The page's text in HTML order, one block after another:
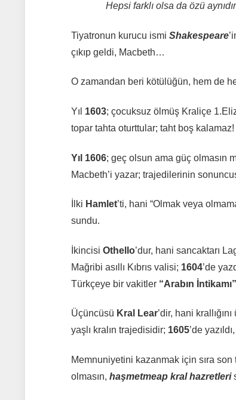
Hepsi farklı olsa da özü
Tiyatronun kurucu ismi Shakespeare
çıkıp geldi, Macbeth…
O zamandan beri kötülüğün, hem de
Yıl 1603; çocuksuz ölmüş Kraliçe
topar tahta oturttular; taht boş kalamaz!
Yıl 1606; geç olsun ama güç olmasın
Macbeth’i yazar; trajedilerinin
İlki Hamlet’ti, hani “Olmak veya
sundu.
İkincisi Othello’dur, hani sancaktarı
Mağribi asıllı Kıbrıs valisi; 1604’de
Türkçeye bir vakitler “Arabın İntikamı”
Üçüncüsü Kral Lear’dir, hani
yaşlı kralın trajedisidir; 1605’de
Memnuniyetini kazanmak için sıra son
olmasın, haşmetmeap kral hazretleri